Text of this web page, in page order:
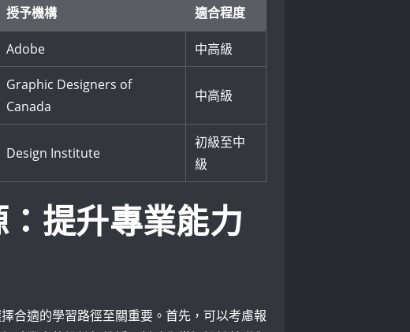
授予機構 適合程度
Adobe 中高級
Graphic Designers of
Canada
中高級
Design Institute
初級至中
級
提升專業能力
合適的學習路徑至關重要。首先，可以考慮報